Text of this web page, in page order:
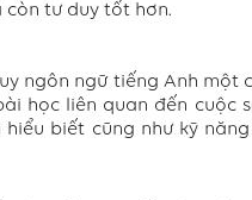
còn tư duy tốt hơn.
ngôn ngữ tiếng Anh một
học liên quan đến cuộc
biết cũng như kỹ